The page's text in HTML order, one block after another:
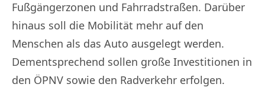
Fußgängerzonen und Fahrradstraßen. Darüber
hinaus soll die Mobilität mehr auf den
Menschen als das Auto ausgelegt werden.
Dementsprechend sollen große Investitionen in
den ÖPNV sowie den Radverkehr erfolgen.